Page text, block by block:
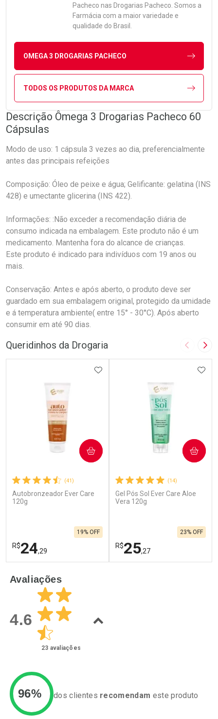
Pacheco nas Drogarias Pacheco. Somos a
Farmácia com a maior variedade e
qualidade do Brasil.
OMEGA 3 DROGARIAS PACHECO
TODOS OS PRODUTOS DA MARCA
Descrição Ômega 3 Drogarias Pacheco 60
Cápsulas
Modo de uso: 1 cápsula 3 vezes ao dia, preferencialmente
antes das principais refeições
Composição: Óleo de peixe e água; Gelificante: gelatina (INS
428) e umectante glicerina (INS 422).
Informações: :Não exceder a recomendação diária de
consumo indicada na embalagem. Este produto não é um
medicamento. Mantenha fora do alcance de crianças.
Este produto é indicado para indivíduos com 19 anos ou
mais.
Conservação: Antes e após aberto, o produto deve ser
guardado em sua embalagem original, protegido da umidade
e á temperatura ambiente( entre 15° - 30°C). Após aberto
consumir em até 90 dias.
Queridinhos da Drogaria Imagem
(41)
Autobronzeador Ever Care
120g
R$24,29
19% OFF
ADICIONAR AOS FAVORITOS
COMPRAR
Laboratório
Por Menos
(14)
Gel Pós Sol Ever Care Aloe
Vera 120g
R$25,27
23% OFF
COMPRAR
Avaliações
4.6
23 avaliações
96% dos clientes recomendam este produto